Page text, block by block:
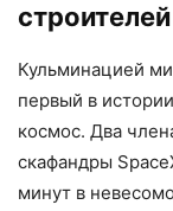
строителей
Кульминацией
первый в
космос. Два
скафандры
минут в